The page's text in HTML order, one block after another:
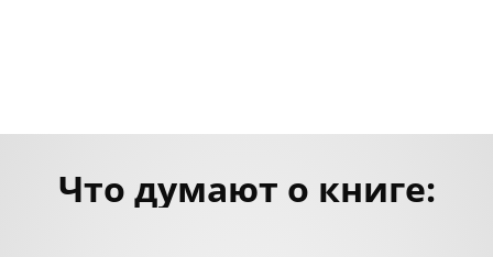
Что думают о книге: